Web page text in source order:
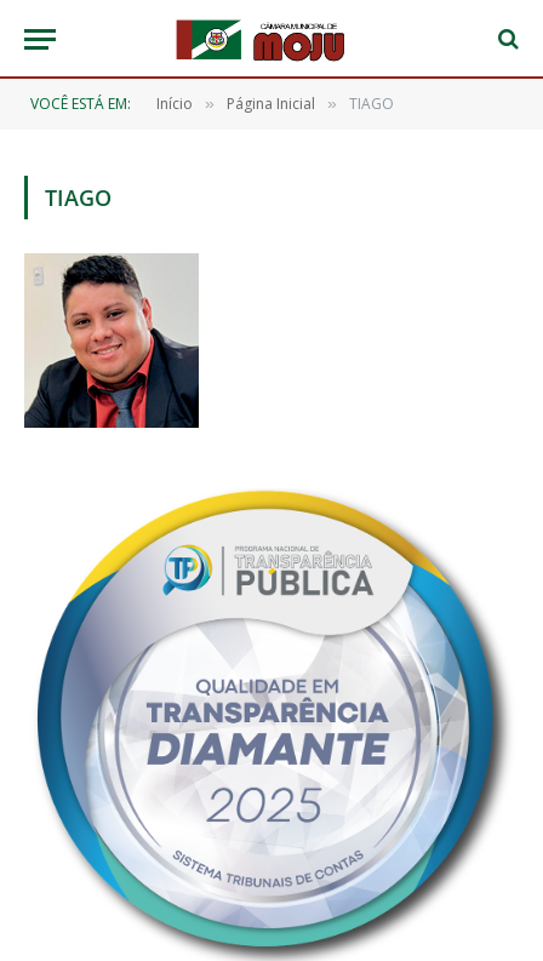
VOCÊ ESTÁ EM: Início » Página Inicial » TIAGO
TIAGO